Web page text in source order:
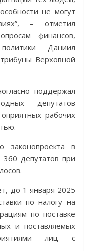
не могут
– отметил
финансов,
Даниил
Верховной
поддержал
депутатов
рабочих
законопроекта в
депутатов при
до 1 января 2025
по налогу на
по поставке
и поставляемых
лиц с